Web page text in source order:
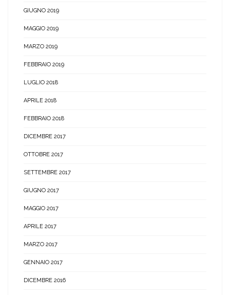
GIUGNO 2019
MAGGIO 2019
MARZO 2019
FEBBRAIO 2019
LUGLIO 2018
APRILE 2018
FEBBRAIO 2018
DICEMBRE 2017
OTTOBRE 2017
SETTEMBRE 2017
GIUGNO 2017
MAGGIO 2017
APRILE 2017
MARZO 2017
GENNAIO 2017
DICEMBRE 2016